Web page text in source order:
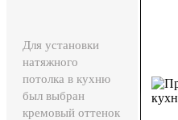
Для установки
натяжного
потолка в кухню
был выбран
кремовый оттенок